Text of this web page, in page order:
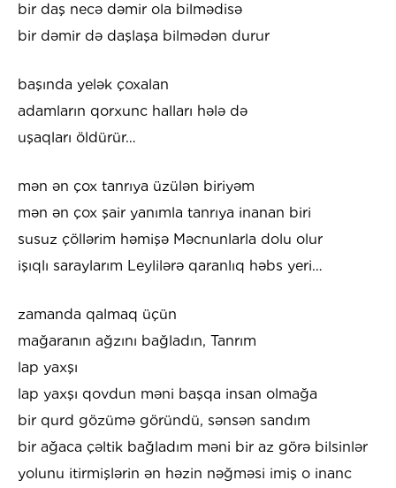
bir daş necə dəmir ola bilmədisə
bir dəmir də daşlaşa bilmədən durur
başında yelək çoxalan
adamların qorxunc halları hələ də
uşaqları öldürür…
mən ən çox tanrıya üzülən biriyəm
mən ən çox şair yanımla tanrıya inanan biri
susuz çöllərim həmişə Məcnunlarla dolu olur
işıqlı saraylarım Leylilərə qaranlıq həbs yeri…
zamanda qalmaq üçün
mağaranın ağzını bağladın, Tanrım
lap yaxşı
lap yaxşı qovdun məni başqa insan olmağa
bir qurd gözümə göründü, sənsən sandım
bir ağaca çəltik bağladım məni bir az görə bilsinlər
yolunu itirmişlərin ən həzin nəğməsi imiş o inanc